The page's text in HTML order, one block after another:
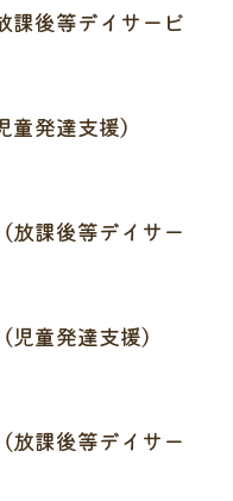
課後等デイサービ
発達支援）
放課後等デイサー
童発達支援）
放課後等デイサー